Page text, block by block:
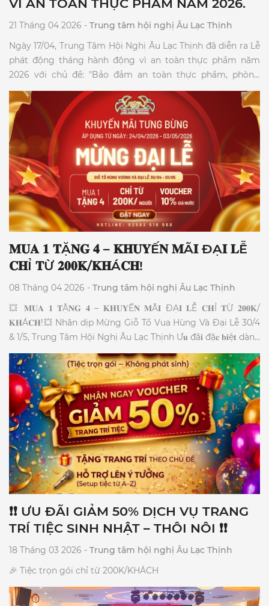
VÌ AN TOÀN THỰC PHẨM NĂM 2026.
21 Tháng 04 2026 - Trung tâm hội nghị Âu Lạc Thịnh
Ngày 17/04, Trung Tâm Hội Nghị Âu Lạc Thịnh đã diễn ra Lễ
phát động tháng hành động vì an toàn thực phẩm năm
2026 với chủ đề: "Bảo đảm an toàn thực phẩm, phòng
ngừa ngộ độc thực phẩm trong dịch vụ ăn uống và thức
ăn đường phố."
𝐌𝐔𝐀 𝟏 𝐓Ặ𝐍𝐆 𝟒 – 𝐊𝐇𝐔𝐘Ế𝐍 𝐌Ã𝐈 ĐẠ𝐈 𝐋Ễ
𝐂𝐇Ỉ 𝐓Ừ 𝟐𝟎𝟎𝐊/𝐊𝐇Á𝐂𝐇!
08 Tháng 04 2026 - Trung tâm hội nghị Âu Lạc Thịnh
💥 𝐌𝐔𝐀 𝟏 𝐓Ặ𝐍𝐆 𝟒 – 𝐊𝐇𝐔𝐘Ế𝐍 𝐌Ã𝐈 ĐẠ𝐈 𝐋Ễ 𝐂𝐇Ỉ 𝐓Ừ 𝟐𝟎𝟎𝐊/
𝐊𝐇Á𝐂𝐇!💥 Nhân dịp Mừng Giỗ Tổ Vua Hùng Và Đại Lễ 30/4
& 1/5, Trung Tâm Hội Nghị Âu Lạc Thịnh Ư𝐮 đã𝐢 đặ𝐜 𝐛𝐢ệ𝐭 dành
riêng cho các cơ quan, hội nhóm. 1️⃣ 𝐓Ặ𝐍𝐆 𝐌Ó𝐍 khai vị: Gỏi
Xoài Cá Cơm đậm đà. 2️⃣ 𝐌𝐈Ễ𝐍 𝐏𝐇Í Hệ thống âm thanh, ánh
sáng chuyên nghiệp (Trị giá 2.000.000đ). 3️⃣ 𝐌𝐈Ễ𝐍 𝐏𝐇Í
Chương trình Karaoke suốt tiệc (Trị giá 1.000.000đ). 4️⃣
𝐌𝐈Ễ𝐍 𝐏𝐇Í Thiết kế & trình chiếu Backdrop LED rực rỡ (Trị
giá 1.000.000đ). 🔥ĐẶ𝐂 𝐁𝐈Ệ𝐓: Giảm thêm 𝟏𝟎% 𝐠𝐢á thức uống
cho tiệc từ 80 khách.🔥 ⏰ Thời gian áp dụng: 𝟐𝟒/𝟎𝟒/𝟐𝟎𝟐𝟔 –
𝟎𝟑/𝟎𝟓/𝟐𝟎𝟐𝟔. 📍 Địa chỉ: 99 Nguyễn Thị Minh Khai, P. Nha
Trang, Khánh Hòa 📞 Hotline đặt tiệc: 02583 516 060
❗❗ ƯU ĐÃI GIẢM 50% DỊCH VỤ TRANG
TRÍ TIỆC SINH NHẬT – THÔI NÔI ❗❗
18 Tháng 03 2026 - Trung tâm hội nghị Âu Lạc Thịnh
🎉 Tiệc trọn gói chỉ từ 200K/KHÁCH